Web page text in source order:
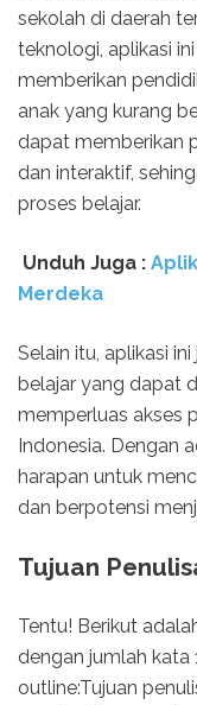
sekolah di daerah
teknologi, aplikasi
memberikan
anak yang kurang
dapat memberikan
dan interaktif,
proses belajar.
Unduh Juga :
Merdeka
Selain itu, aplikasi
belajar yang dapat
memperluas akses
Indonesia. Dengan
harapan untuk
dan berpotensi
Tujuan
Tentu! Berikut
dengan jumlah kata
outline:Tujuan